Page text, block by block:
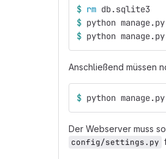
$ rm db.sqlite3
$ python
$ python
Anschließend müssen
$ python
Der Webserver muss
config/settings.py